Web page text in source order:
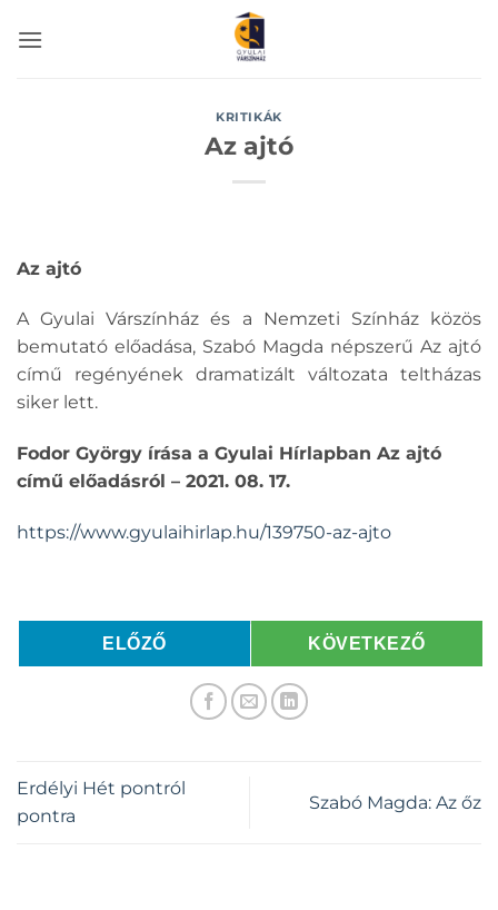
KRITIKÁK
Az ajtó
Az ajtó
A Gyulai Várszínház és a Nemzeti Színház közös
bemutató előadása, Szabó Magda népszerű Az ajtó
című regényének dramatizált változata teltházas
siker lett.
Fodor György írása a Gyulai Hírlapban Az ajtó
című előadásról – 2021. 08. 17.
https://www.gyulaihirlap.hu/139750-az-ajto
ELŐZŐ KÖVETKEZŐ
Erdélyi Hét pontról
pontra
Szabó Magda: Az őz